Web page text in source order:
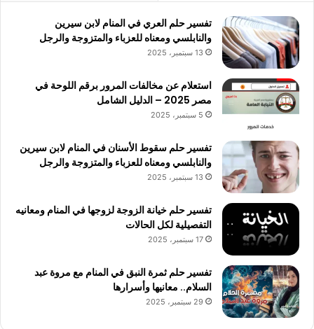
تفسير حلم العري في المنام لابن سيرين
والنابلسي ومعناه للعزباء والمتزوجة والرجل
13 سبتمبر، 2025
استعلام عن مخالفات المرور برقم اللوحة في
مصر 2025 – الدليل الشامل
5 سبتمبر، 2025
تفسير حلم سقوط الأسنان في المنام لابن سيرين
والنابلسي ومعناه للعزباء والمتزوجة والرجل
13 سبتمبر، 2025
تفسير حلم خيانة الزوجة لزوجها في المنام ومعانيه
التفصيلية لكل الحالات
17 سبتمبر، 2025
تفسير حلم ثمرة النبق في المنام مع مروة عبد
السلام.. معانيها وأسرارها
29 سبتمبر، 2025